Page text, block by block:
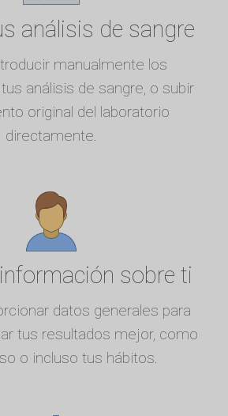
análisis de sangre
manualmente los
análisis de sangre, o subir
original del laboratorio
directamente.
sobre ti
datos generales para
tus resultados mejor, como
o incluso tus hábitos.